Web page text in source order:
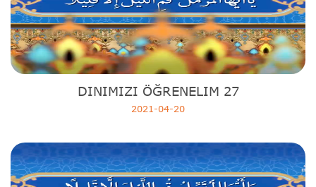
DINIMIZI ÖĞRENELIM 27
2021-04-20